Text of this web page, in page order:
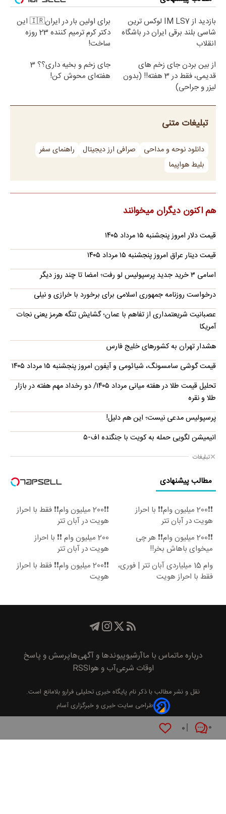
۰ ۰
بازدید از IM LS7 لوکس ترین
شاسی بلند برقی ایران در باشگاه
انقلاب
برای اولین بار در ایران🇮🇷 این
دکتر کرم ترمیم کننده 23 روزه
ساخت!
از بین بردن جای زخم های
قدیمی، فقط در 3 هفته!! (بدون
لیزر و جراحی)
جای زخم و بخیه داری؟؟ 3
هفته‌ای محوش کن!
تبلیغات متنی
دانلود نوحه و مداحی صرافی ارز دیجیتال
راهنمای سفر
بلیط هواپیما
هم اکنون دیگران میخوانند
قیمت دلار امروز پنجشنبه ۱۵ مرداد ۱۴۰۵
قیمت دینار عراق امروز پنجشنبه ۱۵ مرداد ۱۴۰۵
اسامی ۳ خرید جدید پرسپولیس لو رفت؛ امضا تا چند روز دیگر
درخواست روزنامه جمهوری اسلامی برای برخورد با خرازی و نیلی
عصبانیت شریعتمداری از تفاهم با عمان؛ گشایش تنگه هرمز یعنی نجات
آمریکا
هشدار تهران به کشورهای خلیج فارس
قیمت گوشی سامسونگ، شیائومی و آیفون امروز پنجشنبه ۱۵ مرداد ۱۴۰۵
تحلیل قیمت طلا در هفته میانی مرداد ۱۴۰۵/ دو رخداد مهم هفته در بازار
طلا و نقره
پرسپولیس مدعی نیست؛ این هم دلیل!
انیمیشن لگویی حمله به کویت با جنگنده اف-۵
تبلیغات
مطالب پیشنهادی
❗❗200 میلیون وام❗❗ با احراز
هویت در آبان تتر
❗❗200 میلیون وام❗❗ فقط با احراز
هویت در آبان تتر
❗❗200 میلیون وام❗❗ هر چی
میخوای باهاش بخر!!
200 میلیون وام ❗❗ با احراز
هویت در آبان تتر
وام 15 میلیاردی آبان تتر | فوری،
فقط با احراز هویت
❗❗200 میلیون وام❗❗ فقط با احراز
هویت
درباره ماتماس با ماآرشیوپیوند‌ها و آگهی‌هاپرسش و پاسخ
اوقات شرعیآب و هواRSS
نقل و نشر مطالب با ذکر نام پايگاه خبری تحليلی فرارو بلامانع است.
طراحی سایت خبری و خبرگزاری آسام